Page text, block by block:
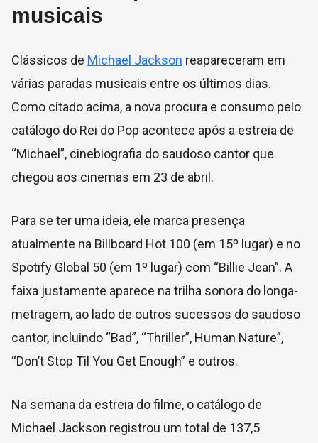
musicais
Clássicos de Michael Jackson reapareceram em
várias paradas musicais entre os últimos dias.
Como citado acima, a nova procura e consumo pelo
catálogo do Rei do Pop acontece após a estreia de
“Michael”, cinebiografia do saudoso cantor que
chegou aos cinemas em 23 de abril.
Para se ter uma ideia, ele marca presença
atualmente na Billboard Hot 100 (em 15º lugar) e no
Spotify Global 50 (em 1º lugar) com “Billie Jean”. A
faixa justamente aparece na trilha sonora do longa-
metragem, ao lado de outros sucessos do saudoso
cantor, incluindo “Bad”, “Thriller”, Human Nature”,
“Don’t Stop Til You Get Enough” e outros.
Na semana da estreia do filme, o catálogo de
Michael Jackson registrou um total de 137,5